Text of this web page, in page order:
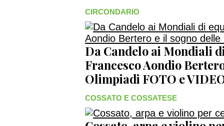
CIRCONDARIO
Da Candelo ai Mondiali
Francesco Aondio
Olimpiadi FOTO e
COSSATO E COSSATESE